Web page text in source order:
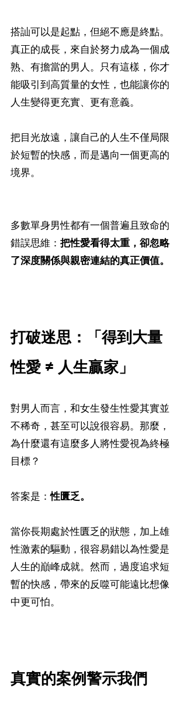
搭訕可以是起點，但絕不應是終點。
真正的成長，來自於努力成為一個成
熟、有擔當的男人。只有這樣，你才
能吸引到高質量的女性，也能讓你的
人生變得更充實、更有意義。
把目光放遠，讓自己的人生不僅局限
於短暫的快感，而是邁向一個更高的
境界。
多數單身男性都有一個普遍且致命的
錯誤思維： 把性愛看得太重，卻忽略
了深度關係與親密連結的真正價值。
打破迷思：「得到大量
性愛 ≠ 人生贏家」
對男人而言，和女生發生性愛其實並
不稀奇，甚至可以說很容易。那麼，
為什麼還有這麼多人將性愛視為終極
目標？
答案是：性匱乏。
當你長期處於性匱乏的狀態，加上雄
性激素的驅動，很容易錯以為性愛是
人生的巔峰成就。然而，過度追求短
暫的快感，帶來的反噬可能遠比想像
中更可怕。
真實的案例警示我們